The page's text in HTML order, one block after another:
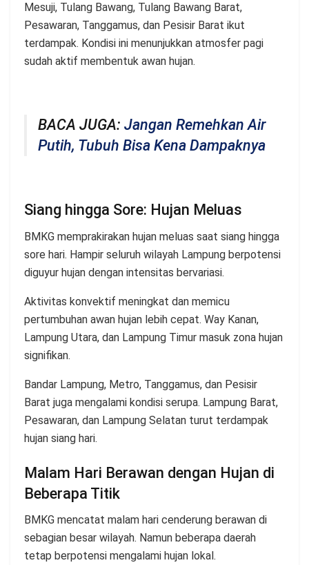
Mesuji, Tulang Bawang, Tulang Bawang Barat,
Pesawaran, Tanggamus, dan Pesisir Barat ikut
terdampak. Kondisi ini menunjukkan atmosfer pagi
sudah aktif membentuk awan hujan.
BACA JUGA: Jangan Remehkan Air
Putih, Tubuh Bisa Kena Dampaknya
Siang hingga Sore: Hujan Meluas
BMKG memprakirakan hujan meluas saat siang hingga
sore hari. Hampir seluruh wilayah Lampung berpotensi
diguyur hujan dengan intensitas bervariasi.
Aktivitas konvektif meningkat dan memicu
pertumbuhan awan hujan lebih cepat. Way Kanan,
Lampung Utara, dan Lampung Timur masuk zona hujan
signifikan.
Bandar Lampung, Metro, Tanggamus, dan Pesisir
Barat juga mengalami kondisi serupa. Lampung Barat,
Pesawaran, dan Lampung Selatan turut terdampak
hujan siang hari.
Malam Hari Berawan dengan Hujan di
Beberapa Titik
BMKG mencatat malam hari cenderung berawan di
sebagian besar wilayah. Namun beberapa daerah
tetap berpotensi mengalami hujan lokal.